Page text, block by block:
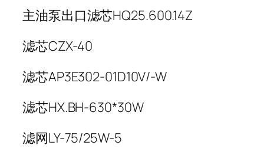
主油泵出口滤芯HQ25.600.14Z
滤芯CZX-40
滤芯AP3E302-01D10V/-W
滤芯HX.BH-630*30W
滤网LY-75/25W-5